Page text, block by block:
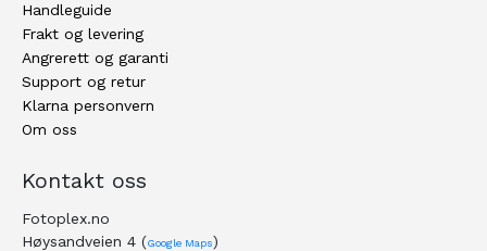
Handleguide
Frakt og levering
Angrerett og garanti
Support og retur
Klarna personvern
Om oss
Kontakt oss
Fotoplex.no
Høysandveien 4 (Google Maps)